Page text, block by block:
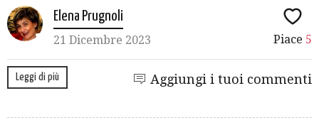
Elena Prugnoli
21 Dicembre 2023 Piace 5
Leggi di più Aggiungi i tuoi commenti